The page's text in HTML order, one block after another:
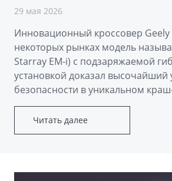
PREFACE GEELY
Расчет КАСКО
Страхование
GEELY Лизинг
Гарантия Geely
Сервисная книжка
Вопросы и ответы
29 мая 2026
Инновационный кроссовер Geely
некоторых рынках модель
Starray EM-i) с подзаряжаемой
установкой доказал высочайший
безопасности в уникальном
Читать далее